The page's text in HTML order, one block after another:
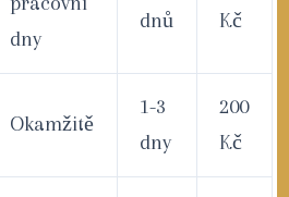
dny
dnů
Kč
Okamžitě
1-3
dny
200
Kč